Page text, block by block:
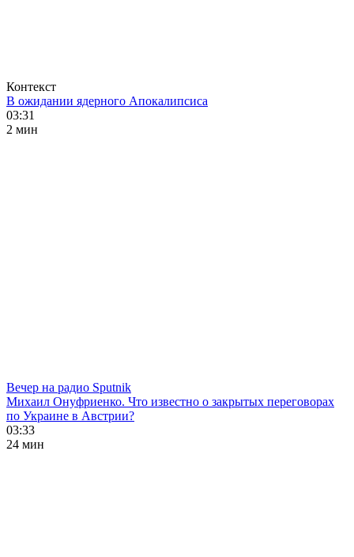
Контекст
В ожидании ядерного Апокалипсиса
03:31
2 мин
Вечер на радио Sputnik
Михаил Онуфриенко. Что известно о закрытых переговорах
по Украине в Австрии?
03:33
24 мин